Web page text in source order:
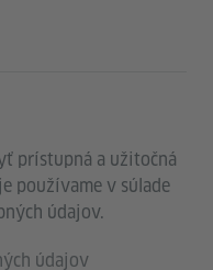
prístupná a užitočná
používame v súlade
údajov.
údajov